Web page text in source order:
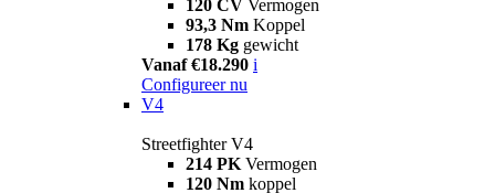
120 CV Vermogen
93,3 Nm Koppel
178 Kg gewicht
Vanaf €18.290 i
Configureer nu
V4
Streetfighter V4
214 PK Vermogen
120 Nm koppel